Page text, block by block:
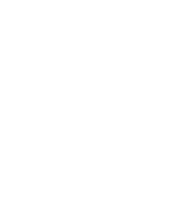
Papaya nasceu
pessoas
autoral,